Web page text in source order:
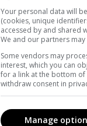
Your personal data will
(cookies, unique
accessed by and shared
We and our partners
Some vendors may
interest, which you can
for a link at the bottom
withdraw consent in
Manage